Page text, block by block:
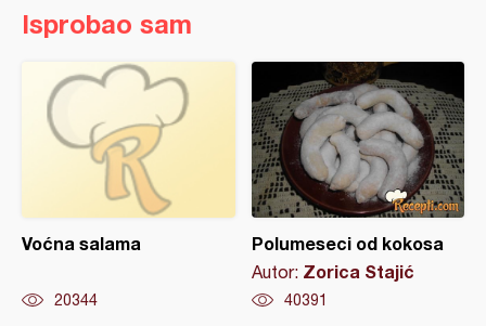
Isprobao sam
Voćna salama
20344
Polumeseci od kokosa
Autor: Zorica Stajić
40391